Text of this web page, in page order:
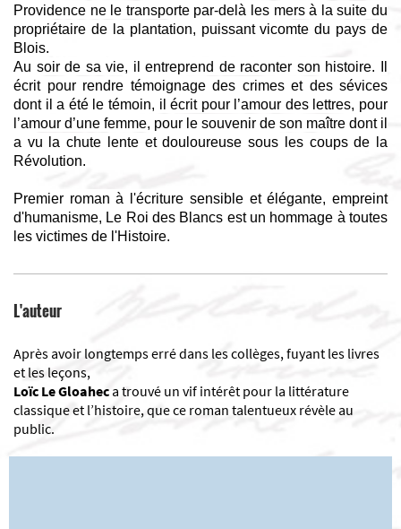
Providence ne le transporte par-delà les mers à la suite du
propriétaire de la plantation, puissant vicomte du pays de
Blois.
Au soir de sa vie, il entreprend de raconter son histoire. Il
écrit pour rendre témoignage des crimes et des sévices
dont il a été le témoin, il écrit pour l’amour des lettres, pour
l’amour d’une femme, pour le souvenir de son maître dont il
a vu la chute lente et douloureuse sous les coups de la
Révolution.
Premier roman à l'écriture sensible et élégante, empreint
d'humanisme, Le Roi des Blancs est un hommage à toutes
les victimes de l'Histoire.
L'auteur
Après avoir longtemps erré dans les collèges, fuyant les livres
et les leçons,
Loïc Le Gloahec a trouvé un vif intérêt pour la littérature
classique et l’histoire, que ce roman talentueux révèle au
public.